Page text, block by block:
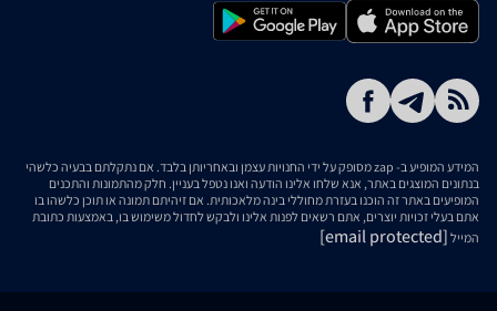
המידע המופיע ב- zap מסופק על ידי החנויות עצמן ובאחריותן בלבד. אם נתקלתם בבעיה כלשהי
בנתונים המוצגים באתר, אנא שלחו אלינו הודעה ואנו נטפל בעניין. חלק מהתמונות והתכנים
המופיעים באתר זה הוכנו בעזרת מחוללי בינה מלאכותית. אם זיהיתם תמונה או תוכן כלשהו בו
אתם בעלי זכויות יוצרים, אתם רשאים לפנות אלינו ולבקש לחדול משימוש בו, באמצעות כתובת
המייל [email protected]